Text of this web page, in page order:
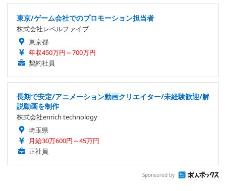
東京/ゲーム会社でのプロモーション担当者
株式会社レベルファイブ
東京都
年収450万円～700万円
契約社員
長期で安定/アニメーション動画クリエイター/未経験歓迎/解
説動画を制作
株式会社enrich technology
埼玉県
月給30万600円～45万円
正社員
Sponsored by